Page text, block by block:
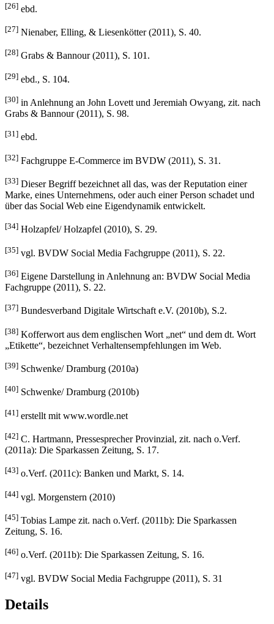
[26] ebd.
[27] Nienaber, Elling, & Liesenkötter (2011), S. 40.
[28] Grabs & Bannour (2011), S. 101.
[29] ebd., S. 104.
[30] in Anlehnung an John Lovett und Jeremiah Owyang, zit. nach
Grabs & Bannour (2011), S. 98.
[31] ebd.
[32] Fachgruppe E-Commerce im BVDW (2011), S. 31.
[33] Dieser Begriff bezeichnet all das, was der Reputation einer
Marke, eines Unternehmens, oder auch einer Person schadet und
über das Social Web eine Eigendynamik entwickelt.
[34] Holzapfel/ Holzapfel (2010), S. 29.
[35] vgl. BVDW Social Media Fachgruppe (2011), S. 22.
[36] Eigene Darstellung in Anlehnung an: BVDW Social Media
Fachgruppe (2011), S. 22.
[37] Bundesverband Digitale Wirtschaft e.V. (2010b), S.2.
[38] Kofferwort aus dem englischen Wort „net“ und dem dt. Wort
„Etikette“, bezeichnet Verhaltensempfehlungen im Web.
[39] Schwenke/ Dramburg (2010a)
[40] Schwenke/ Dramburg (2010b)
[41] erstellt mit www.wordle.net
[42] C. Hartmann, Pressesprecher Provinzial, zit. nach o.Verf.
(2011a): Die Sparkassen Zeitung, S. 17.
[43] o.Verf. (2011c): Banken und Markt, S. 14.
[44] vgl. Morgenstern (2010)
[45] Tobias Lampe zit. nach o.Verf. (2011b): Die Sparkassen
Zeitung, S. 16.
[46] o.Verf. (2011b): Die Sparkassen Zeitung, S. 16.
[47] vgl. BVDW Social Media Fachgruppe (2011), S. 31
Details